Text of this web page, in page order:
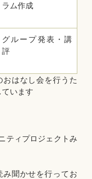
ラム作成
グループ発表・講
評
はなし会を行うた
います
ティプロジェクトみ
聞かせを行ってお